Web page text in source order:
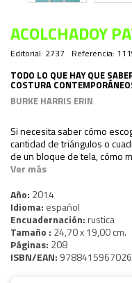
ACOLCHADOY
Editorial: 2737 Referencia:
TODO LO QUE HAY QUE
COSTURA
BURKE HARRIS ERIN
Si necesita saber cómo
cantidad de triángulos o
de un bloque de tela, cómo
Ver más
Año: 2014
Idioma: español
Encuadernación: rustica
Tamaño : 24,70 x 19,00 cm.
Páginas: 208
ISBN/EAN: 9788415967026